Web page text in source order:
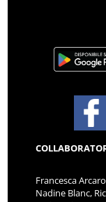
Francesca
Nadine Blanc,